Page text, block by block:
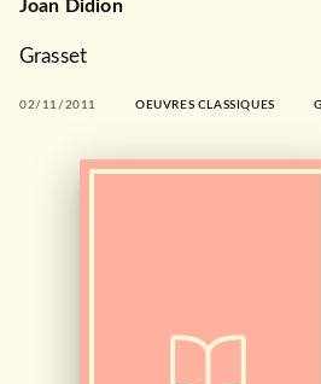
Joan Didion
Grasset
02/11/2011 OEUVRES CLASSIQUES